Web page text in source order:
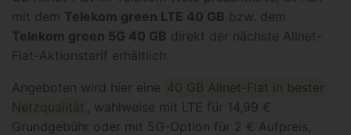
mit dem Telekom green LTE 40 GB bzw. dem
Telekom green 5G 40 GB direkt der nächste Allnet-
Flat-Aktionstarif erhältlich.
Angeboten wird hier eine 40 GB Allnet-Flat in bester
Netzqualität , wahlweise mit LTE für 14,99 €
Grundgebühr oder mit 5G-Option für 2 € Aufpreis,